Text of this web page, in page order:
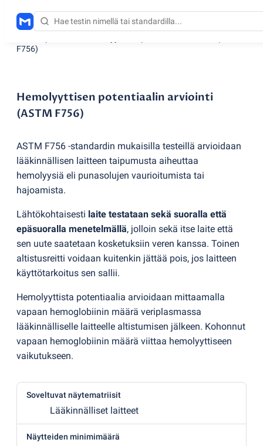
F756)
Hemolyyttisen potentiaalin arviointi
(ASTM F756)
ASTM F756 -standardin mukaisilla testeillä arvioidaan
lääkinnällisen laitteen taipumusta aiheuttaa
hemolyysiä eli punasolujen vaurioitumista tai
hajoamista.
Lähtökohtaisesti laite testataan sekä suoralla että
epäsuoralla menetelmällä, jolloin sekä itse laite että
sen uute saatetaan kosketuksiin veren kanssa. Toinen
altistusreitti voidaan kuitenkin jättää pois, jos laitteen
käyttötarkoitus sen sallii.
Hemolyyttista potentiaalia arvioidaan mittaamalla
vapaan hemoglobiinin määrä veriplasmassa
lääkinnälliselle laitteelle altistumisen jälkeen. Kohonnut
vapaan hemoglobiinin määrä viittaa hemolyyttiseen
vaikutukseen.
Soveltuvat näytematriisit
Lääkinnälliset laitteet
Näytteiden minimimäärä